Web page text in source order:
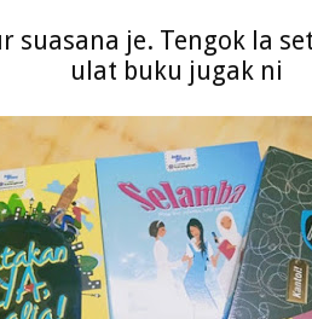
suasana je. Tengok la
ulat buku jugak ni